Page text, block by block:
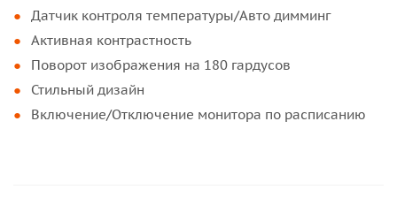
Датчик контроля температуры/Авто димминг
Активная контрастность
Поворот изображения на 180 гардусов
Стильный дизайн
Включение/Отключение монитора по расписанию